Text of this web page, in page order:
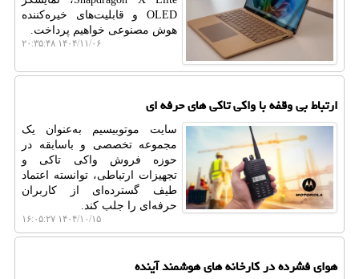
OLED و قابلیت‌های خیره‌کننده
هوش مصنوعی خواهیم پرداخت.
۱۴۰۴/۱۱/۰۶ ۲۰:۳۵:۴۸
ارتباط بی وقفه با واکی تاکی های حرفه ای
سایت موتوبیسیم به‌عنوان یک
مجموعه تخصصی و باسابقه در
حوزه فروش واکی تاکی و
تجهیزات ارتباطی، توانسته اعتماد
طیف گسترده‌ای از کاربران
حرفه‌ای را جلب کند.
۱۴۰۴/۱۰/۱۵ ۱۶:۰۵:۲۷
هوای فشرده در کارخانه های هوشمند آینده